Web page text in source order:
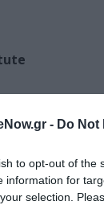
- Do
to opt-out of the
information for
selection.